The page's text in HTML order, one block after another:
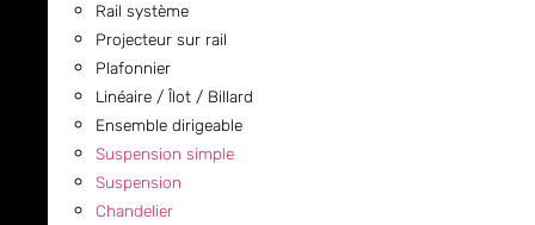
Rail système
Projecteur sur rail
Plafonnier
Linéaire / Îlot / Billard
Ensemble dirigeable
Suspension simple
Suspension
Chandelier